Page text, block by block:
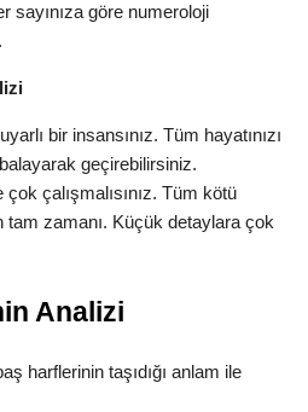
sayınıza göre numeroloji
bir insansınız. Tüm hayatınızı
geçirebilirsiniz.
çok çalışmalısınız. Tüm kötü
tam zamanı. Küçük detaylara çok
Analizi
harflerinin taşıdığı anlam ile